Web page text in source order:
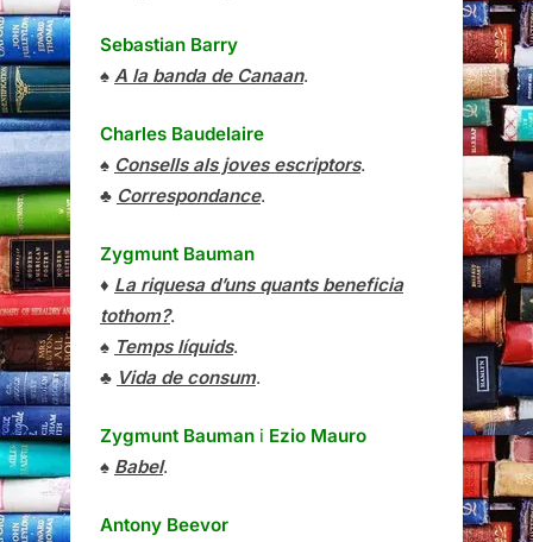
Sebastian Barry
♠ A la banda de Canaan.
Charles Baudelaire
♠ Consells als joves escriptors.
♣ Correspondance.
Zygmunt Bauman
♦ La riquesa d’uns quants beneficia
tothom?.
♠ Temps líquids.
♣ Vida de consum.
Zygmunt Bauman i Ezio Mauro
♠ Babel.
Antony Beevor